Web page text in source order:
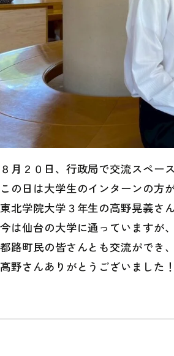
８月２０日、行政局で交流スペー
この日は大学生のインターンの方
東北学院大学３年生の高野晃義さん
今は仙台の大学に通っていますが
都路町民の皆さんとも交流ができ
高野さんありがとうございました！